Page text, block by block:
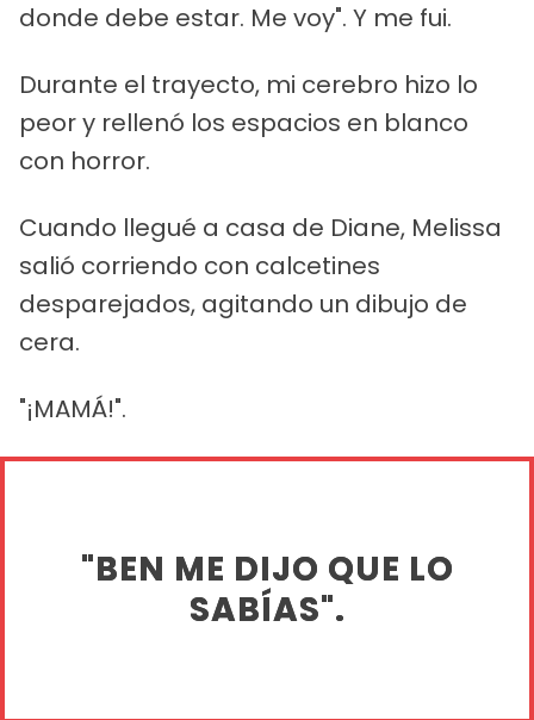
donde debe estar. Me voy". Y me fui.
Durante el trayecto, mi cerebro hizo lo
peor y rellenó los espacios en blanco
con horror.
Cuando llegué a casa de Diane, Melissa
salió corriendo con calcetines
desparejados, agitando un dibujo de
cera.
"¡MAMÁ!".
"BEN ME DIJO QUE LO
SABÍAS".